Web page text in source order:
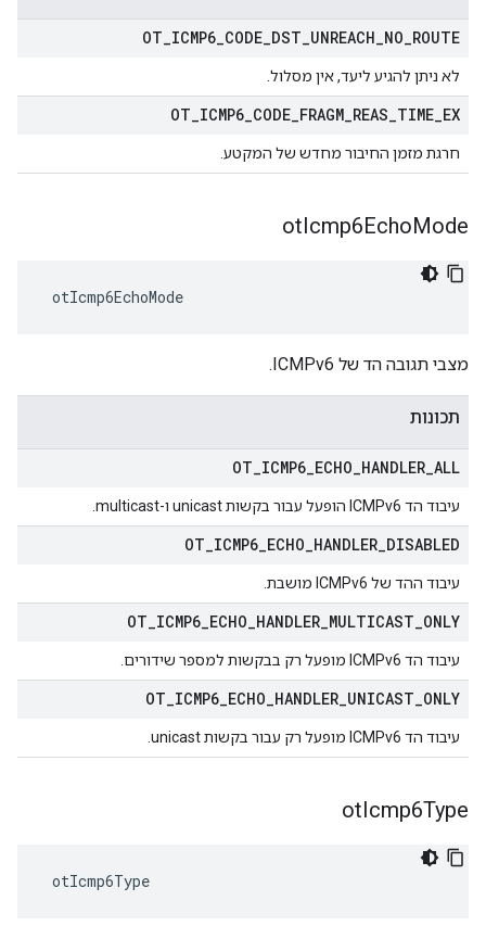
OT ICMP6 CODE DST UNREACH NO ROUTE
לא ניתן להגיע ליעד, אין מסלול.
OT ICMP6 CODE FRAGM REAS TIME EX
חרגת מזמן החיבור מחדש של המקטע.
otIcmp6EchoMode
otIcmp6EchoMode
מצבי תגובה הד של ICMPv6.
תכונות
OT ICMP6 ECHO HANDLER ALL
עיבוד הד ICMPv6 הופעל עבור בקשות unicast ו-multicast.
OT ICMP6 ECHO HANDLER DISABLED
עיבוד ההד של ICMPv6 מושבת.
OT ICMP6 ECHO HANDLER MULTICAST ONLY
עיבוד הד ICMPv6 מופעל רק בבקשות למספר שידורים.
OT ICMP6 ECHO HANDLER UNICAST ONLY
עיבוד הד ICMPv6 מופעל רק עבור בקשות unicast.
otIcmp6Type
otIcmp6Type